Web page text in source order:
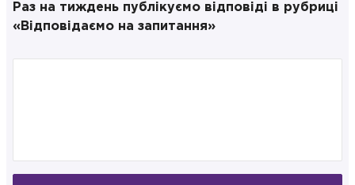
Раз на тиждень публікуємо відповіді в рубриці
«Відповідаємо на запитання»